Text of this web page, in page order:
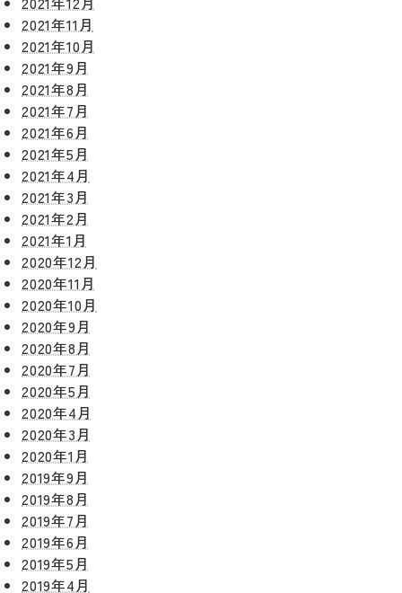
リフォー
ムメニュ
ー
キッチン
バスルー
ム
洗面化粧
台
トイレ
外壁・屋
根塗装
LDK リフ
ォーム
増改築・
減築・
リノベー
ション
2021年11月
2021年10月
2021年9月
2021年8月
2021年7月
2021年6月
2021年5月
2021年4月
2021年3月
2021年2月
2021年1月
2020年12月
2020年11月
2020年10月
2020年9月
2020年8月
2020年7月
2020年5月
2020年4月
2020年3月
2020年1月
2019年9月
2019年8月
2019年7月
2019年6月
2019年5月
2019年4月